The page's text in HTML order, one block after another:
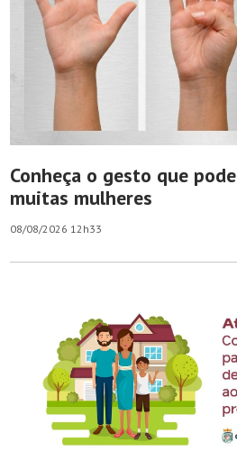
Conheça o gesto que
muitas mulheres
08/08/2026 12h33